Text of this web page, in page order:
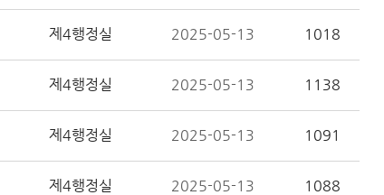
제4행정실 2025-05-13 1018
제4행정실 2025-05-13 1138
제4행정실 2025-05-13 1091
제4행정실 2025-05-13 1088